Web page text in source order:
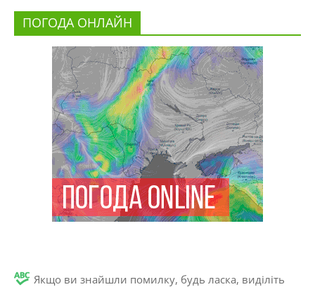
ПОГОДА ОНЛАЙН
Якщо ви знайшли помилку, будь ласка, виділіть